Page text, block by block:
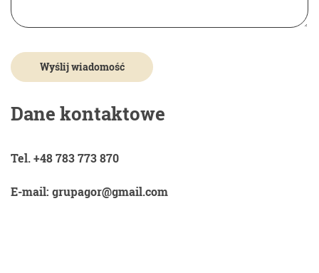
Dane kontaktowe
Tel. +48 783 773 870
E-mail: grupagor@gmail.com